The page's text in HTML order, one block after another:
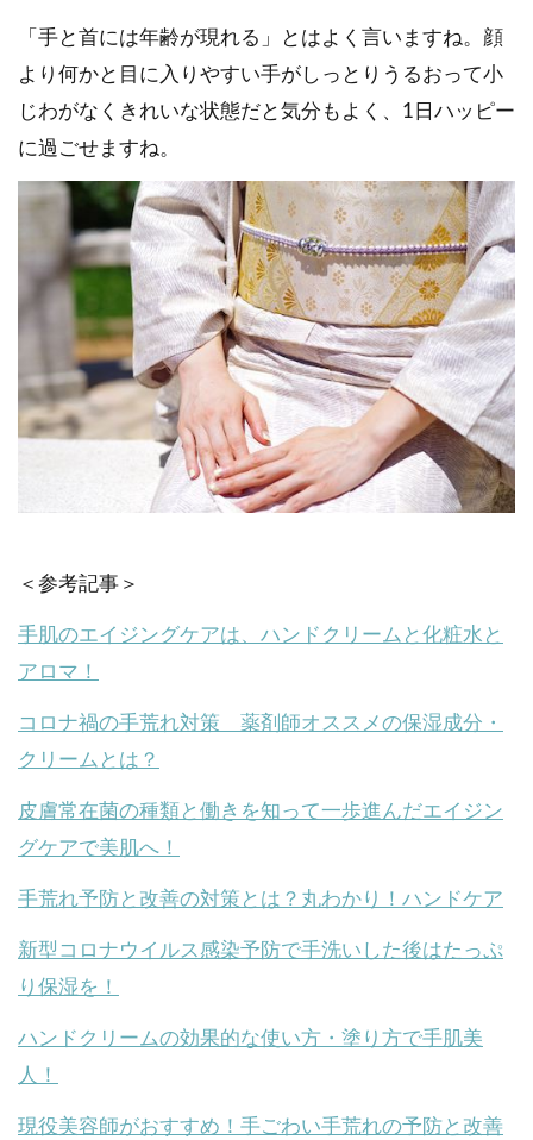
「手と首には年齢が現れる」とはよく言いますね。顔
より何かと目に入りやすい手がしっとりうるおって小
じわがなくきれいな状態だと気分もよく、1日ハッピー
に過ごせますね。
＜参考記事＞
手肌のエイジングケアは、ハンドクリームと化粧水と
アロマ！
コロナ禍の手荒れ対策 薬剤師オススメの保湿成分・
クリームとは？
皮膚常在菌の種類と働きを知って一歩進んだエイジン
グケアで美肌へ！
手荒れ予防と改善の対策とは？丸わかり！ハンドケア
新型コロナウイルス感染予防で手洗いした後はたっぷ
り保湿を！
ハンドクリームの効果的な使い方・塗り方で手肌美
人！
現役美容師がおすすめ！手ごわい手荒れの予防と改善